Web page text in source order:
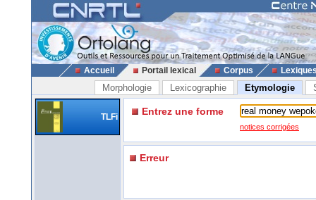
Accueil Portail lexical Corpus
Morphologie Lexicographie Etymologie
TLFi Entrez une forme
notices corrigées
Erreur